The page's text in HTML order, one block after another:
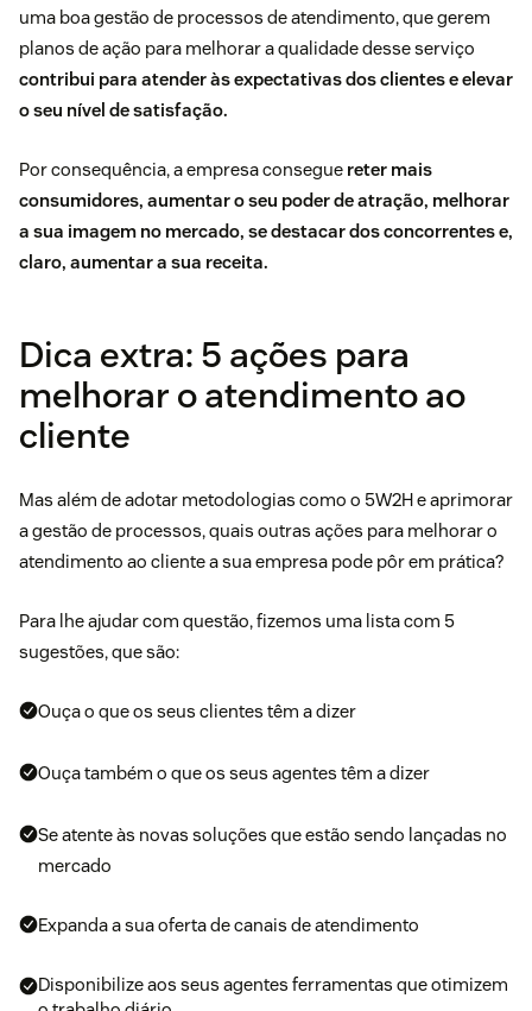
uma boa gestão de processos de atendimento, que gerem
planos de ação para melhorar a qualidade desse serviço
contribui para atender às expectativas dos clientes e elevar
o seu nível de satisfação.
Por consequência, a empresa consegue reter mais
consumidores, aumentar o seu poder de atração, melhorar
a sua imagem no mercado, se destacar dos concorrentes e,
claro, aumentar a sua receita.
Dica extra: 5 ações para
melhorar o atendimento ao
cliente
Mas além de adotar metodologias como o 5W2H e aprimorar
a gestão de processos, quais outras ações para melhorar o
atendimento ao cliente a sua empresa pode pôr em prática?
Para lhe ajudar com questão, fizemos uma lista com 5
sugestões, que são:
Ouça o que os seus clientes têm a dizer
Ouça também o que os seus agentes têm a dizer
Se atente às novas soluções que estão sendo lançadas no
mercado
Expanda a sua oferta de canais de atendimento
Disponibilize aos seus agentes ferramentas que otimizem